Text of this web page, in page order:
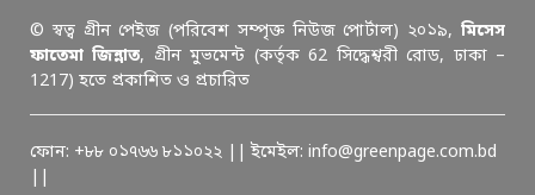
© স্বত্ব গ্রীন পেইজ (পরিবেশ সম্পৃক্ত নিউজ পোর্টাল) ২০১৯, মিসেস
ফাতেমা জিন্নাত, গ্রীন মুভমেন্ট (কর্তৃক 62 সিদ্ধেশ্বরী রোড, ঢাকা –
1217) হতে প্রকাশিত ও প্রচারিত
ফোন: +৮৮ ০১৭৬৬ ৮১১০২২ || ইমেইল: info@greenpage.com.bd